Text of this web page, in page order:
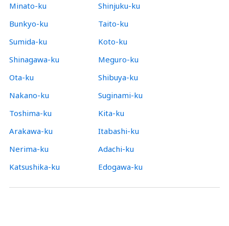
Minato-ku
Shinjuku-ku
Bunkyo-ku
Taito-ku
Sumida-ku
Koto-ku
Shinagawa-ku
Meguro-ku
Ota-ku
Shibuya-ku
Nakano-ku
Suginami-ku
Toshima-ku
Kita-ku
Arakawa-ku
Itabashi-ku
Nerima-ku
Adachi-ku
Katsushika-ku
Edogawa-ku